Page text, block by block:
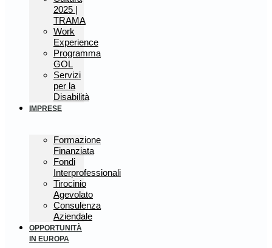
2025 |
TRAMA
Work
Experience
Programma
GOL
Servizi
per la
Disabilità
IMPRESE
Formazione
Finanziata
Fondi
Interprofessionali
Tirocinio
Agevolato
Consulenza
Aziendale
OPPORTUNITÀ
IN EUROPA